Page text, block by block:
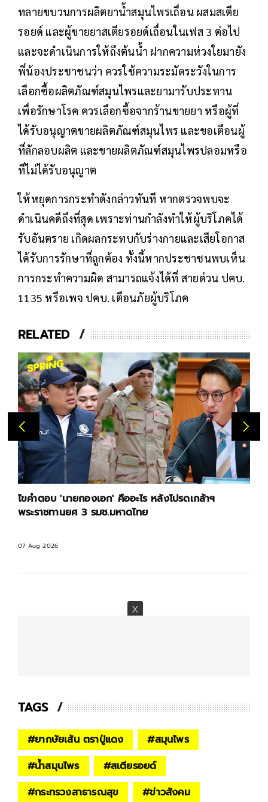
ทลายขบวนการผลิตยาน้ำสมุนไพรเถื่อน ผสมสเตีย
รอยด์ และผู้ขายยาสเตียรอยด์เถื่อนในเฟส 3 ต่อไป
และจะดำเนินการให้ถึงต้นน้ำ ฝากความห่วงใยมายัง
พี่น้องประชาชนว่า ควรใช้ความระมัดระวังในการ
เลือกซื้อผลิตภัณฑ์สมุนไพรและยามารับประทาน
เพื่อรักษาโรค ควรเลือกซื้อจากร้านขายยา หรือผู้ที่
ได้รับอนุญาตขายผลิตภัณฑ์สมุนไพร และขอเตือนผู้
ที่ลักลอบผลิต และขายผลิตภัณฑ์สมุนไพรปลอมหรือ
ที่ไม่ได้รับอนุญาต
ให้หยุดการกระทำดังกล่าวทันที หากตรวจพบจะ
ดำเนินคดีถึงที่สุด เพราะท่านกำลังทำให้ผู้บริโภคได้
รับอันตราย เกิดผลกระทบกับร่างกายและเสียโอกาส
ได้รับการรักษาที่ถูกต้อง ทั้งนี้หากประชาชนพบเห็น
การกระทำความผิด สามารถแจ้งได้ที่ สายด่วน ปคบ.
1135 หรือเพจ ปคบ. เตือนภัยผู้บริโภค
RELATED
ไขคำตอบ 'นายกองเอก' คืออะไร หลังโปรดเกล้าฯ
พระราชทานยศ 3 รมช.มหาดไทย
07 Aug 2026
TAGS
#ยากษัยเส้น ตราปู่แดง #สมุนไพร
#น้ำสมุนไพร #สเตียรอยด์
#กระทรวงสาธารณสุข #ข่าวสังคม